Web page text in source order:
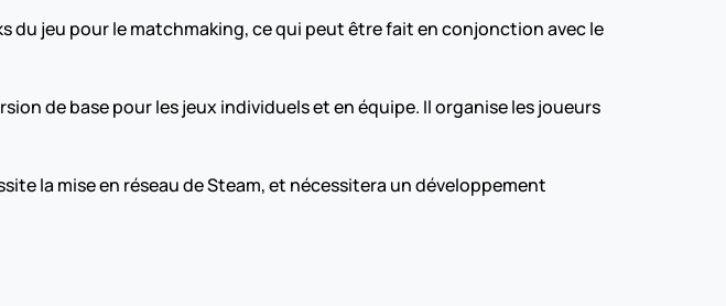
du jeu pour le matchmaking, ce qui peut être fait en conjonction avec le
de base pour les jeux individuels et en équipe. Il organise les joueurs
la mise en réseau de Steam, et nécessitera un développement